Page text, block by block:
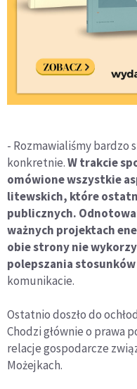
- Rozmawialiśmy bardzo
konkretnie.W trakcie
omówione wszystkie
litewskich, które
publicznych.
ważnych projektach
obie strony nie
polepszania
komunikacie.
Ostatnio doszło do
Chodzi głównie o prawa
relacje gospodarcze
Możejkach.